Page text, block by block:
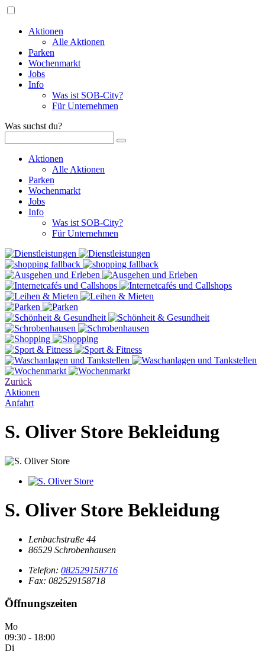
Aktionen
Alle Aktionen
Parken
Wochenmarkt
Jobs
Info
Was ist SOB-City?
Für Unternehmen
Was suchst du?
Aktionen
Alle Aktionen
Parken
Wochenmarkt
Jobs
Info
Was ist SOB-City?
Für Unternehmen
Zurück
Aktionen
Anfahrt
S. Oliver Store Bekleidung
S. Oliver Store Bekleidung
Lenbachstraße 44
86529 Schrobenhausen
Telefon: 082529158716
Fax: 082529158718
Öffnungszeiten
Mo
09:30 - 18:00
Di